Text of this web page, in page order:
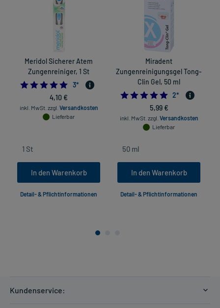
Meridol Sicherer Atem
Zungenreiniger, 1 St
5.0
3*
4,10 €
inkl. MwSt. zzgl. Versandkosten
Lieferbar
In den Warenkorb
Detail- & Pflichtinformationen
Miradent
Zungenreinigungsgel Tong-
Clin Gel, 50 ml
5.0
2*
5,99 €
inkl. MwSt. zzgl. Versandkosten
Lieferbar
In den Warenkorb
Detail- & Pflichtinformationen
Kundenservice: